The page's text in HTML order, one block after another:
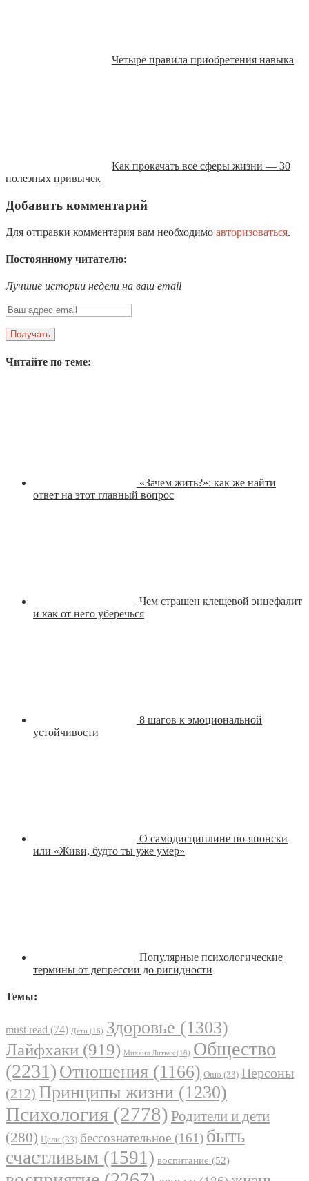
Четыре правила приобретения навыка
Как прокачать все сферы жизни — 30
полезных привычек
Добавить комментарий
Для отправки комментария вам необходимо авторизоваться.
Постоянному читателю:
Лучшие истории недели на ваш email
Читайте по теме:
«Зачем жить?»: как же найти
ответ на этот главный вопрос
Чем страшен клещевой энцефалит
и как от него уберечься
8 шагов к эмоциональной
устойчивости
О самодисциплине по-японски
или «Живи, будто ты уже умер»
Популярные психологические
термины от депрессии до ригидности
Темы:
must read (74) Дети (16) Здоровье (1303)
Лайфхаки (919) Михаил Литвак (18) Общество
(2231) Отношения (1166) Ошо (33) Персоны
(212) Принципы жизни (1230)
Психология (2778) Родители и дети
(280) Цели (33) бессознательное (161) быть
счастливым (1591) воспитание (52)